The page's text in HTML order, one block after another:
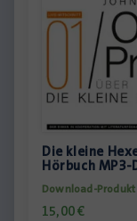
Die kleine
Hörbuch
Download-Produkt
15,00€